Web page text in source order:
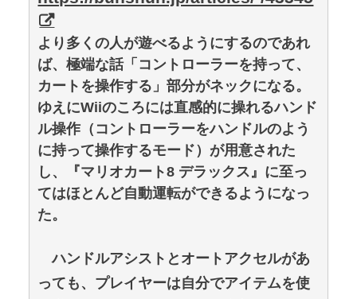
より多くの人が遊べるようにするのであれ
ば、極端な話「コントローラーを持って、
カートを操作する」部分がネックになる。
ゆえにWiiのころには直感的に操れるハンド
ル操作（コントローラーをハンドルのよう
に持って操作するモード）が用意された
し、『マリオカート8 デラックス』に至っ
てはほとんど自動運転ができるようになっ
た。
ハンドルアシストとオートアクセルがあ
っても、プレイヤーは自分でアイテムを使